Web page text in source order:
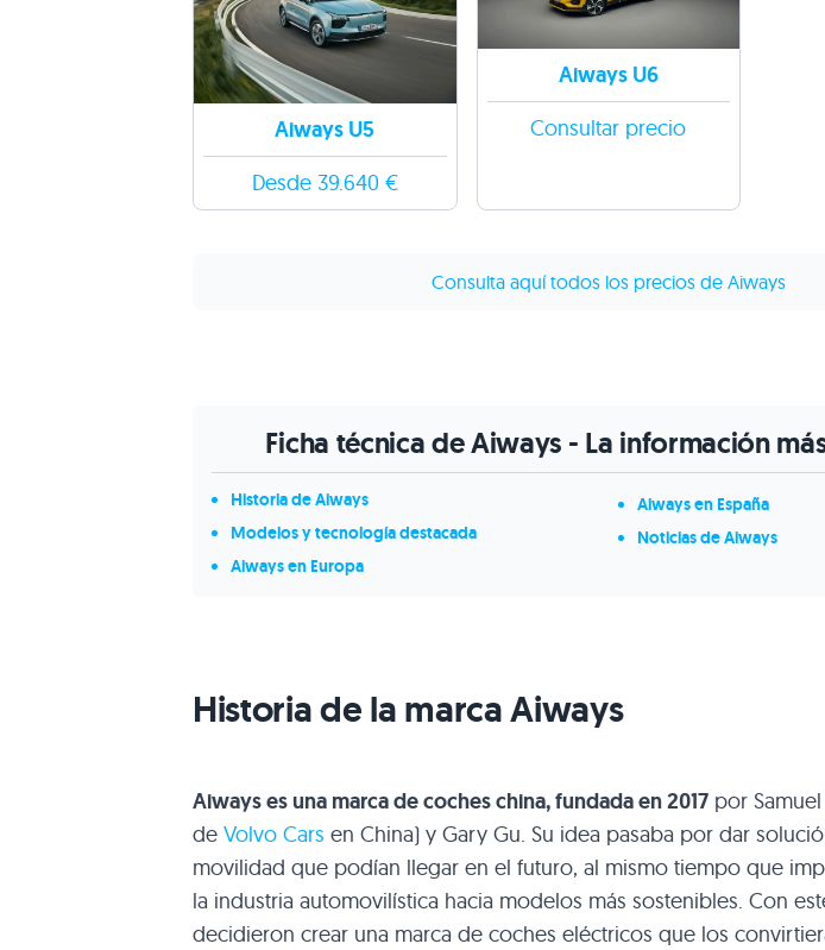
Aiways U5
Desde 39.640 €
Aiways U6
Consultar precio
Consulta aquí todos los precios de Aiways
Ficha técnica de Aiways - La información
Historia de Aiways
Modelos y tecnología destacada
Aiways en Europa
Aiways en España
Noticias de Aiways
Historia de la marca Aiways
Aiways es una marca de coches china, fundada en 2017 por
de Volvo Cars en China) y Gary Gu. Su idea pasaba por dar
movilidad que podían llegar en el futuro, al mismo tiempo que
la industria automovilística hacia modelos más sostenibles. Con
decidieron crear una marca de coches eléctricos que los